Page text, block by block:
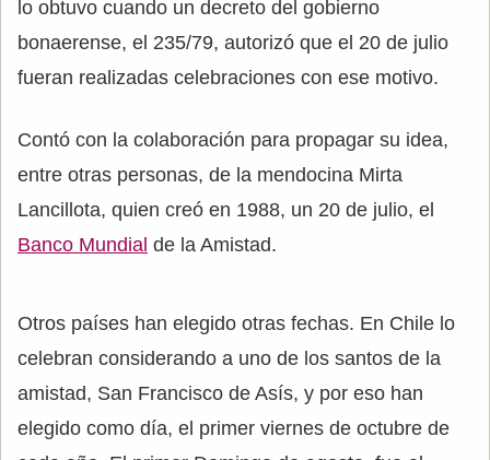
lo obtuvo cuando un decreto del gobierno
bonaerense, el 235/79, autorizó que el 20 de julio
fueran realizadas celebraciones con ese motivo.
Contó con la colaboración para propagar su idea,
entre otras personas, de la mendocina Mirta
Lancillota, quien creó en 1988, un 20 de julio, el
Banco Mundial de la Amistad.
Otros países han elegido otras fechas. En Chile lo
celebran considerando a uno de los santos de la
amistad, San Francisco de Asís, y por eso han
elegido como día, el primer viernes de octubre de